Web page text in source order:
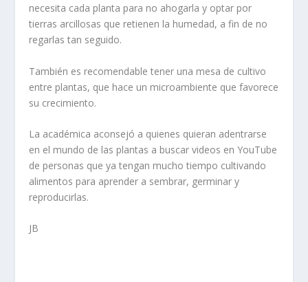
necesita cada planta para no ahogarla y optar por
tierras arcillosas que retienen la humedad, a fin de no
regarlas tan seguido.
También es recomendable tener una mesa de cultivo
entre plantas, que hace un microambiente que favorece
su crecimiento.
La académica aconsejó a quienes quieran adentrarse
en el mundo de las plantas a buscar videos en YouTube
de personas que ya tengan mucho tiempo cultivando
alimentos para aprender a sembrar, germinar y
reproducirlas.
JB